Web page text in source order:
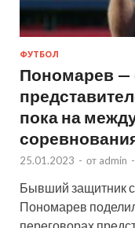
ФУТБОЛ
Пономарев —
пока на
25.01.2023 - от admin -
Бывший защитник
Пономарев